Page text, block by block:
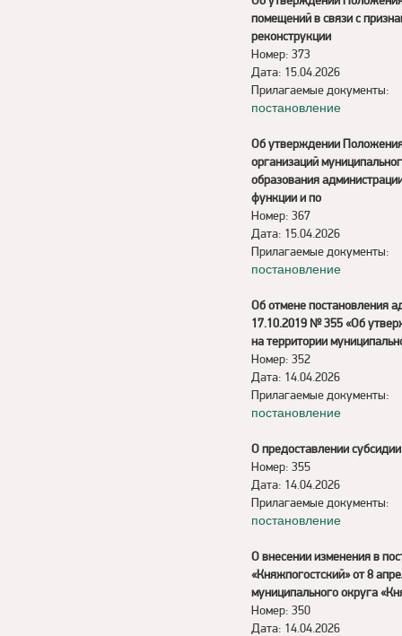
помещений в связи с
реконструкции
Номер: 373
Дата: 15.04.2026
Прилагаемые документы:
постановление
Об утверждении
организаций
образования
функции и по
Номер: 367
Дата: 15.04.2026
Прилагаемые документы:
постановление
Об отмене постановления
17.10.2019 № 355 «Об
на территории
Номер: 352
Дата: 14.04.2026
Прилагаемые документы:
постановление
О предоставлении
Номер: 355
Дата: 14.04.2026
Прилагаемые документы:
постановление
О внесении изменения в
«Княжпогостский» от 8
муниципального округа
Номер: 350
Дата: 14.04.2026